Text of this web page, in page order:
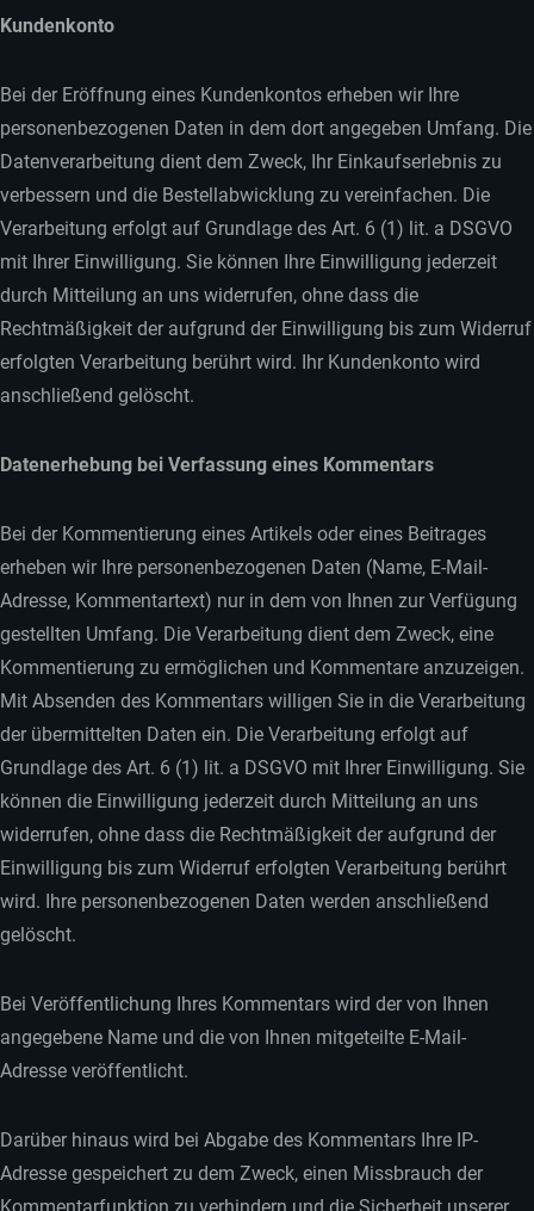
Kundenkonto
Bei der Eröffnung eines Kundenkontos erheben wir Ihre
personenbezogenen Daten in dem dort angegeben Umfang. Die
Datenverarbeitung dient dem Zweck, Ihr Einkaufserlebnis zu
verbessern und die Bestellabwicklung zu vereinfachen. Die
Verarbeitung erfolgt auf Grundlage des Art. 6 (1) lit. a DSGVO
mit Ihrer Einwilligung. Sie können Ihre Einwilligung jederzeit
durch Mitteilung an uns widerrufen, ohne dass die
Rechtmäßigkeit der aufgrund der Einwilligung bis zum Widerruf
erfolgten Verarbeitung berührt wird. Ihr Kundenkonto wird
anschließend gelöscht.
Datenerhebung bei Verfassung eines Kommentars
Bei der Kommentierung eines Artikels oder eines Beitrages
erheben wir Ihre personenbezogenen Daten (Name, E-Mail-
Adresse, Kommentartext) nur in dem von Ihnen zur Verfügung
gestellten Umfang. Die Verarbeitung dient dem Zweck, eine
Kommentierung zu ermöglichen und Kommentare anzuzeigen.
Mit Absenden des Kommentars willigen Sie in die Verarbeitung
der übermittelten Daten ein. Die Verarbeitung erfolgt auf
Grundlage des Art. 6 (1) lit. a DSGVO mit Ihrer Einwilligung. Sie
können die Einwilligung jederzeit durch Mitteilung an uns
widerrufen, ohne dass die Rechtmäßigkeit der aufgrund der
Einwilligung bis zum Widerruf erfolgten Verarbeitung berührt
wird. Ihre personenbezogenen Daten werden anschließend
gelöscht.
Bei Veröffentlichung Ihres Kommentars wird der von Ihnen
angegebene Name und die von Ihnen mitgeteilte E-Mail-
Adresse veröffentlicht.
Darüber hinaus wird bei Abgabe des Kommentars Ihre IP-
Adresse gespeichert zu dem Zweck, einen Missbrauch der